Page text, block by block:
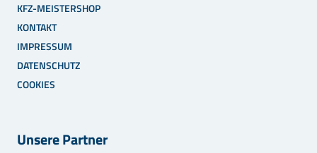
KFZ-MEISTERSHOP
KONTAKT
IMPRESSUM
DATENSCHUTZ
COOKIES
Unsere Partner